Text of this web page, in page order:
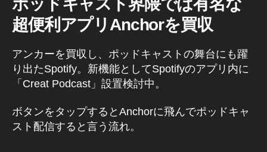
ポッドキャスト界隈では有名な
超便利アプリAnchorを買収
アンカーを買収し、ポッドキャストの舞台にも躍
り出たSpotify。新機能としてSpotifyのアプリ内に
「Creat Podcast」設置検討中。
ボタンをタップするとAnchorに飛んでポッドキャ
スト配信すると言う流れ。